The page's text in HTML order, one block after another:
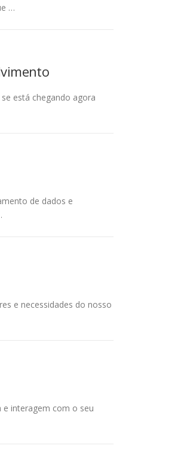
…
está chegando agora
de dados e
e necessidades do nosso
e interagem com o seu